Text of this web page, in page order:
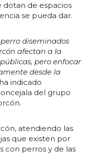
dotan de espacios
se pueda dar.
diseminados
afectan a la
pero enfocar
desde la
indicado
del grupo
atendiendo las
que existen por
con perros y de las